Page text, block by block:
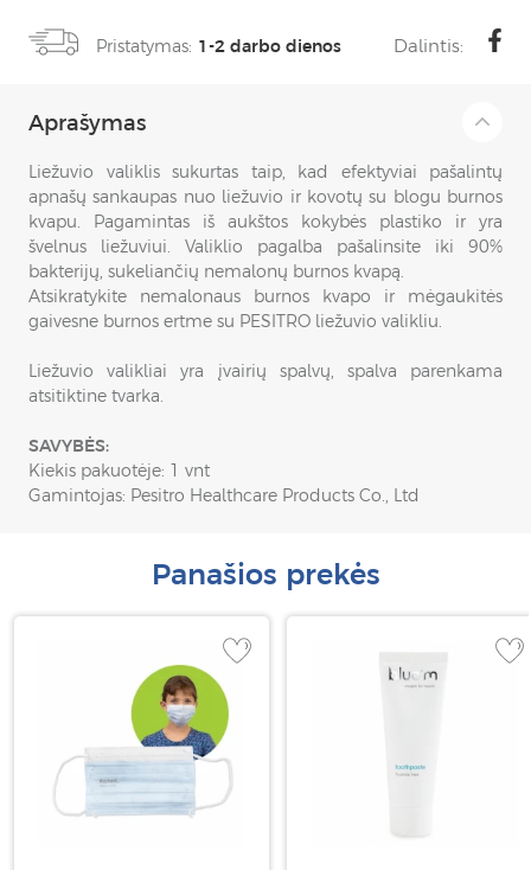
Pristatymas: 1-2 darbo dienos Dalintis:
Aprašymas
Liežuvio valiklis sukurtas taip, kad efektyviai pašalintų
apnašų sankaupas nuo liežuvio ir kovotų su blogu burnos
kvapu. Pagamintas iš aukštos kokybės plastiko ir yra
švelnus liežuviui. Valiklio pagalba pašalinsite iki 90%
bakterijų, sukeliančių nemalonų burnos kvapą.
Atsikratykite nemalonaus burnos kvapo ir mėgaukitės
gaivesne burnos ertme su PESITRO liežuvio valikliu.
Liežuvio valikliai yra įvairių spalvų, spalva parenkama
atsitiktine tvarka.
SAVYBĖS:
Kiekis pakuotėje: 1 vnt
Gamintojas: Pesitro Healthcare Products Co., Ltd
Panašios prekės